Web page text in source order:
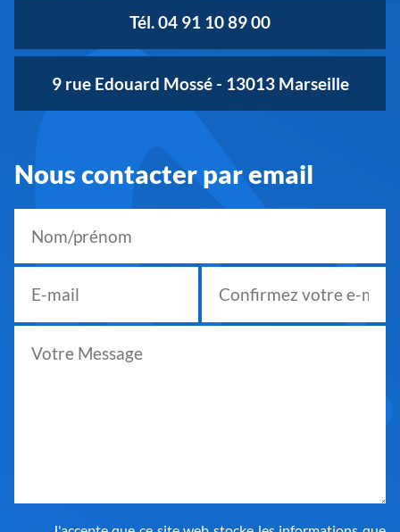
Tél. 04 91 10 89 00
9 rue Edouard Mossé - 13013 Marseille
Nous contacter par email